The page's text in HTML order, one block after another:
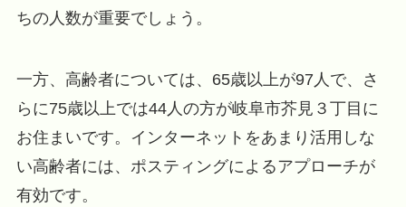
ちの人数が重要でしょう。
一方、高齢者については、65歳以上が97人で、さ
らに75歳以上では44人の方が岐阜市芥見３丁目に
お住まいです。インターネットをあまり活用しな
い高齢者には、ポスティングによるアプローチが
有効です。